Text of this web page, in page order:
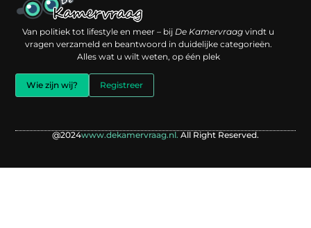
Van politiek tot lifestyle en meer – bijDe Kamervraag vindt u
vragen verzameld en beantwoord in duidelijke categorieën.
Alles wat u wilt weten, op één plek
Wie zijn wij? Registreer
@2024www.dekamervraag.nl. All Right Reserved.